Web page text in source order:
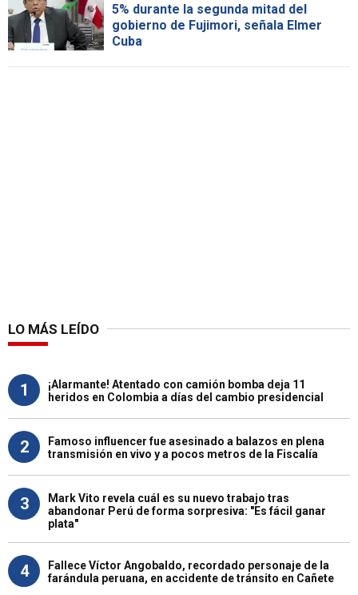
5% durante la segunda mitad del
gobierno de Fujimori, señala Elmer
Cuba
LO MÁS LEÍDO
1
¡Alarmante! Atentado con camión bomba deja 11
heridos en Colombia a días del cambio presidencial
2
Famoso influencer fue asesinado a balazos en plena
transmisión en vivo y a pocos metros de la Fiscalía
3
Mark Vito revela cuál es su nuevo trabajo tras
abandonar Perú de forma sorpresiva: "Es fácil ganar
plata"
4
Fallece Víctor Angobaldo, recordado personaje de la
farándula peruana, en accidente de tránsito en Cañete